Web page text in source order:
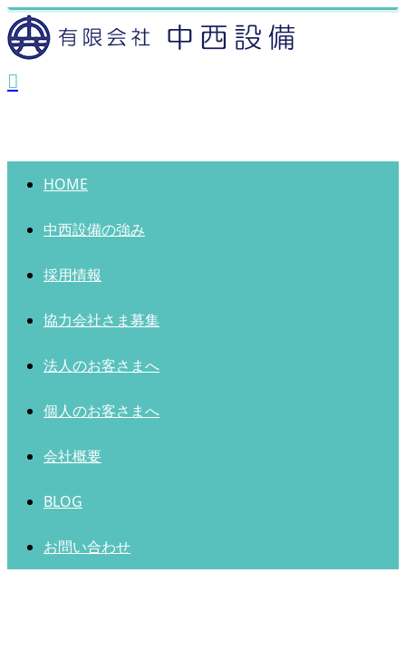
HOME
中西設備の強み
採用情報
協力会社さま募集
法人のお客さまへ
個人のお客さまへ
会社概要
BLOG
お問い合わせ